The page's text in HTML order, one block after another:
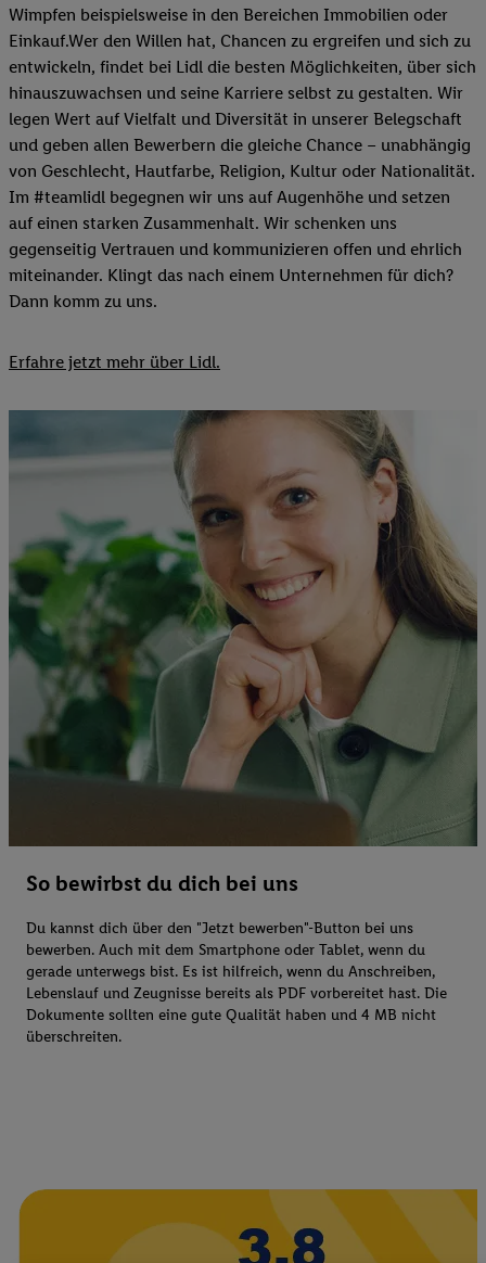
Wimpfen beispielsweise in den Bereichen Immobilien oder
Einkauf.Wer den Willen hat, Chancen zu ergreifen und sich zu
entwickeln, findet bei Lidl die besten Möglichkeiten, über sich
hinauszuwachsen und seine Karriere selbst zu gestalten. Wir
legen Wert auf Vielfalt und Diversität in unserer Belegschaft
und geben allen Bewerbern die gleiche Chance – unabhängig
von Geschlecht, Hautfarbe, Religion, Kultur oder Nationalität.
Im #teamlidl begegnen wir uns auf Augenhöhe und setzen
auf einen starken Zusammenhalt. Wir schenken uns
gegenseitig Vertrauen und kommunizieren offen und ehrlich
miteinander. Klingt das nach einem Unternehmen für dich?
Dann komm zu uns.​
Erfahre jetzt mehr über Lidl.
So bewirbst du dich bei uns
Du kannst dich über den "Jetzt bewerben"-Button bei uns
bewerben. Auch mit dem Smartphone oder Tablet, wenn du
gerade unterwegs bist. Es ist hilfreich, wenn du Anschreiben,
Lebenslauf und Zeugnisse bereits als PDF vorbereitet hast. Die
Dokumente sollten eine gute Qualität haben und 4 MB nicht
überschreiten.